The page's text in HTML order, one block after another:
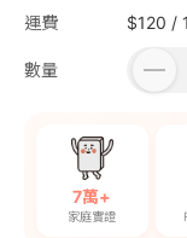
運費
$120 /
數量
7萬+
家庭實證